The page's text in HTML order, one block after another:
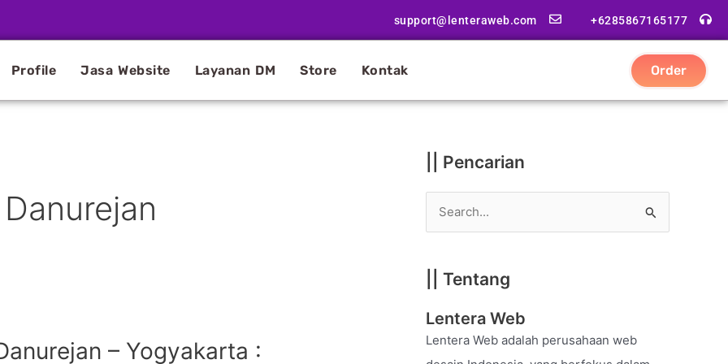
support@lenteraweb.com +6285867165177
Profile Jasa Website Layanan DM Store Kontak Order
– Yogyakarta :
|| Pencarian
r
c
h
|| Tentang
Lentera Web
Lentera Web adalah perusahaan web
|
t
g
i